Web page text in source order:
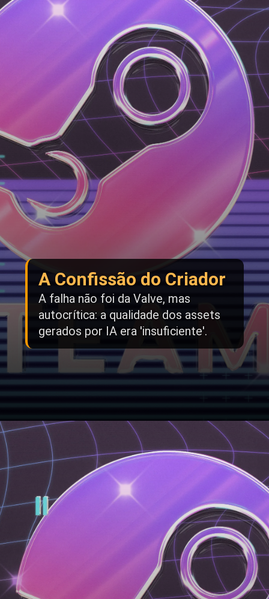
A Confissão do Criador
A falha não foi da Valve, mas
autocrítica: a qualidade dos assets
gerados por IA era 'insuficiente'.